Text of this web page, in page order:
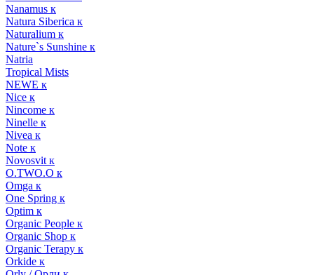
Nanamus к
Natura Siberica к
Naturalium к
Nature`s Sunshine к
Natria
Tropical Mists
NEWE к
Nice к
Nincome к
Ninelle к
Nivea к
Note к
Novosvit к
O.TWO.O к
Omga к
One Spring к
Optim к
Organic People к
Organic Shop к
Organic Terapy к
Orkide к